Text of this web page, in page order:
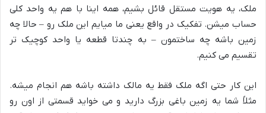
ملک، یه هویت مستقل قائل بشیم، همه اینا با هم یه واحد کلی
حساب میشن. تفکیک در واقع یعنی ما میایم این ملک رو – حالا چه
زمین باشه چه ساختمون – به چندتا قطعه یا واحد کوچیک تر
تقسیم می کنیم.
این کار حتی اگه ملک فقط یه مالک داشته باشه هم انجام میشه.
مثلاً شما یه زمین باغی بزرگ دارید و می خواید قسمتی از اون رو